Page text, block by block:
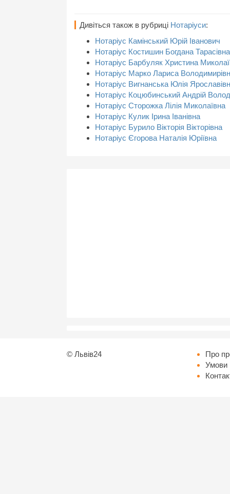
Дивіться також в рубриці Нотаріуси:
Нотаріус Камінський Юрій Іванович
Нотаріус Костишин Богдана Тарасівна
Нотаріус Барбуляк Христина
Нотаріус Марко Лариса
Нотаріус Вигнанська Юлія
Нотаріус Коцюбинський Андрій
Нотаріус Сторожка Лілія Миколаївна
Нотаріус Кулик Ірина Іванівна
Нотаріус Бурило Вікторія Вікторівна
Нотаріус Єгорова Наталія Юріївна
© Львів24
Про
Умови